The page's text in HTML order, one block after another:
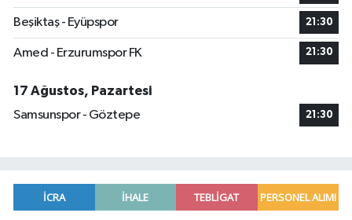
Beşiktaş - Eyüpspor 21:30
Amed - Erzurumspor FK 21:30
17 Ağustos, Pazartesi
Samsunspor - Göztepe
21:30